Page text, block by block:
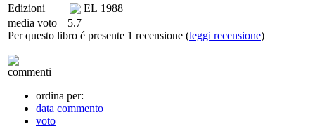
Edizioni
EL 1988
media voto
5.7
Per questo libro é presente 1 recensione (leggi recensione)
commenti
ordina per:
data commento
voto